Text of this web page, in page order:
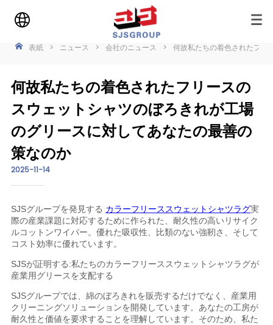
表紙 > ニュース > 会社のニュース > 何故私たちの着色されたフリ
何故私たちの着色されたフリースの
スウェットシャツのぼろきれが工場
のグリースに対してあなたの最善の
策なのか
2025-11-14